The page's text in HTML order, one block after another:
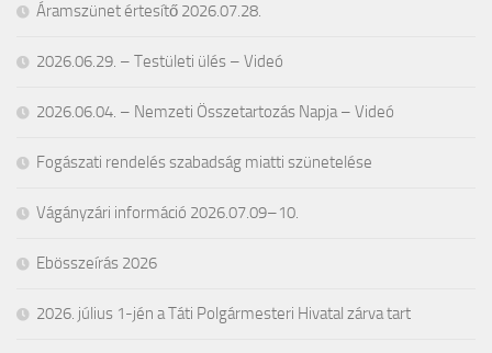
Áramszünet értesítő 2026.07.28.
2026.06.29. – Testületi ülés – Videó
2026.06.04. – Nemzeti Összetartozás Napja – Videó
Fogászati rendelés szabadság miatti szünetelése
Vágányzári információ 2026.07.09–10.
Ebösszeírás 2026
2026. július 1-jén a Táti Polgármesteri Hivatal zárva tart